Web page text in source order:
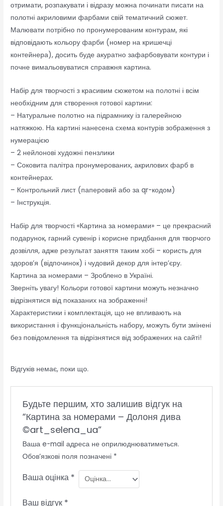
отримати, розпакувати і відразу можна починати писати на
полотні акриловими фарбами свій тематичний сюжет.
Малювати потрібно по пронумерованим контурам, які
відповідають кольору фарби (номер на кришечці
контейнера), досить буде акуратно зафарбовувати контури і
почне вимальовуватися справжня картина.
Набір для творчості з красивим сюжетом на полотні і всім
необхідним для створення готової картини:
– Натуральне полотно на підрамнику із галерейною
натяжкою. На картині нанесена схема контурів зображення з
нумерацією
– 2 нейлонові художні пензлики
– Соковита палітра пронумерованих, акрилових фарб в
контейнерах.
– Контрольний лист (паперовий або за qr-кодом)
– Інструкція.
Набір для творчості «Картина за номерами» – це прекрасний
подарунок, гарний сувенір і корисне придбання для творчого
дозвілля, адже результат заняття таким хобі – користь для
здоров’я (відпочинок) і чудовий декор для інтер’єру.
Картина за номерами – Зроблено в Україні.
Зверніть увагу! Кольори готової картини можуть незначно
відрізнятися від показаних на зображенні!
Характеристики і комплектація, що не впливають на
використання і функціональність набору, можуть бути змінені
без повідомлення та відрізнятися від зображених на сайті!
Відгуків немає, поки що.
Будьте першим, хто залишив відгук на
“Картина за номерами – Долоня дива
©art_selena_ua”
Ваша e-mail адреса не оприлюднюватиметься.
Обов’язкові поля позначені *
Ваша оцінка *
Ваш відгук *